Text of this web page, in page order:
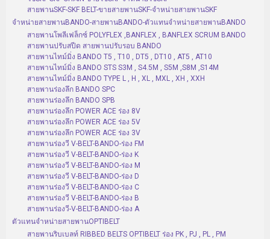
สายพานSKF-SKF BELT-ขายสายพานSKF-จำหน่ายสายพานSKF
จำหน่ายสายพานBANDO-สายพานBANDO-ตัวแทนจำหน่ายสายพานBANDO
สายพานโพลีเฟล็กซ์ POLYFLEX ,BANFLEX , BANFLEX SCRUM BANDO
สายพานปรับสปีด สายพานปรับรอบ BANDO
สายพานไทม์มิ่ง BANDO T5 , T10 , DT5 , DT10 , AT5 , AT10
สายพานไทม์มิ่ง BANDO STS S3M , S4.5M , S5M ,S8M ,S14M
สายพานไทม์มิ่ง BANDO TYPE L , H , XL , MXL , XH , XXH
สายพานร่องลึก BANDO SPC
สายพานร่องลึก BANDO SPB
สายพานร่องลึก POWER ACE ร่อง 8V
สายพานร่องลึก POWER ACE ร่อง 5V
สายพานร่องลึก POWER ACE ร่อง 3V
สายพานร่องวี V-BELT-BANDO-ร่อง FM
สายพานร่องวี V-BELT-BANDO-ร่อง K
สายพานร่องวี V-BELT-BANDO-ร่อง M
สายพานร่องวี V-BELT-BANDO-ร่อง D
สายพานร่องวี V-BELT-BANDO-ร่อง C
สายพานร่องวี V-BELT-BANDO-ร่อง B
สายพานร่องวี-V-BELT-BANDO-ร่อง A
ตัวแทนจำหน่ายสายพานOPTIBELT
สายพานริบเบลท์ RIBBED BELTS OPTIBELT ร่อง PK , PJ , PL , PM